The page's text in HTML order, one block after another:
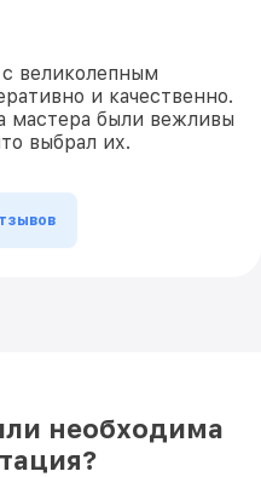
великолепным
и качественно.
мастера были вежливы
выбрал их.
необходима